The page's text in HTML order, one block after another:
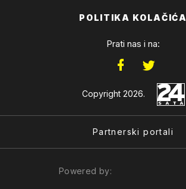
POLITIKA KOLAČIĆA
Prati nas i na:
Copyright 2026.
Partnerski portali
Powered by: